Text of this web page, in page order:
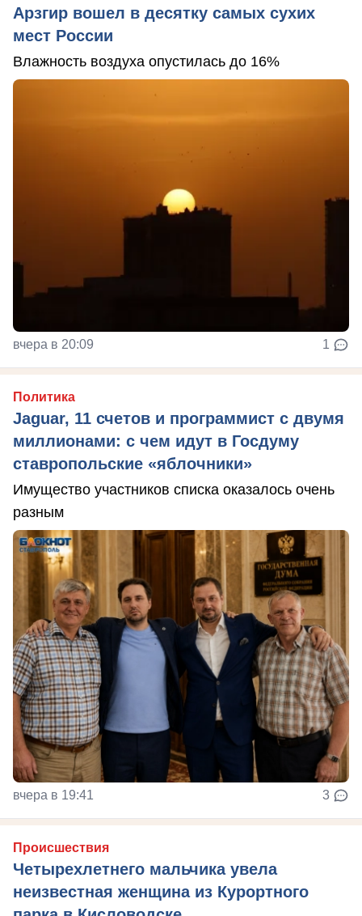
Арзгир вошел в десятку самых сухих
мест России
Влажность воздуха опустилась до 16%
вчера в 20:09 1
Политика
Jaguar, 11 счетов и программист с двумя
миллионами: с чем идут в Госдуму
ставропольские «яблочники»
Имущество участников списка оказалось очень
разным
вчера в 19:41 3
Происшествия
Четырехлетнего мальчика увела
неизвестная женщина из Курортного